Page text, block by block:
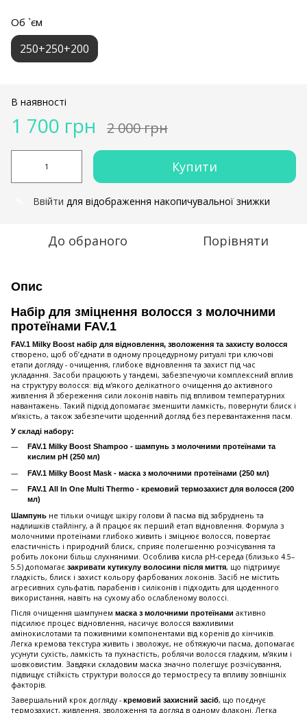
Об `єм
250+250+200
В наявності
1 700 грн 2 000 грн
Купити
Ввійти для відображення накопичувальної знижки
До обраного Порівняти
Опис
Набір для зміцнення волосся з молочними
протеїнами FAV.1
FAV.1 Milky Boost набір для відновлення, зволоження та захисту волосся
створено, щоб об’єднати в одному процедурному ритуалі три ключові
етапи догляду - очищення, глибоке відновлення та захист під час
укладання. Засоби працюють у тандемі, забезпечуючи комплексний вплив
на структуру волосся: від м’якого делікатного очищення до активного
живлення й збереження сили локонів навіть під впливом температурних
навантажень. Такий підхід допомагає зменшити ламкість, повернути блиск і
м’якість, а також забезпечити щоденний догляд без перевантаження пасм.
У складі набору:
FAV.1 Milky Boost Shampoo - шампунь з молочними протеїнами та
кислим pH (250 мл)
FAV.1 Milky Boost Mask - маска з молочними протеїнами (250 мл)
FAV.1 All In One Multi Thermo - кремовий термозахист для волосся (200
мл)
Шампунь не тільки очищує шкіру голови й пасма від забруднень та
надлишків стайлінгу, а й працює як перший етап відновлення. Формула з
молочними протеїнами глибоко живить і зміцнює волосся, повертає
еластичність і природний блиск, сприяє полегшенню розчісування та
робить локони більш слухняними. Особлива кисла рН-середа (близько 4.5–
5.5) допомагає закривати кутикулу волосини після миття, що підтримує
гладкість, блиск і захист кольору фарбованих локонів. Засіб не містить
агресивних сульфатів, парабенів і силіконів і підходить для щоденного
використання, навіть на сухому або ослабленому волоссі.
Після очищення шампунем маска з молочними протеїнами активно
підсилює процес відновлення, насичує волосся важливими
амінокислотами та поживними компонентами від коренів до кінчиків.
Легка кремова текстура живить і зволожує, не обтяжуючи пасма, допомагає
усунути сухість, ламкість та пухнастість, роблячи волосся гладким, м’яким і
шовковистим. Завдяки складовим маска значно полегшує розчісування,
підвищує стійкість структури волосся до термостресу та впливу зовнішніх
факторів.
Завершальний крок догляду - кремовий захисний засіб, що поєднує
термозахист, живлення, зволоження та догляд в одному флаконі. Легка